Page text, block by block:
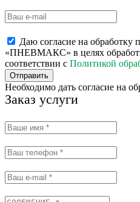
Даю согласие на
«ПНЕВМАКС» в целях
соответствии с Политикой
Отправить
Необходимо дать согласие на
Заказ услуги